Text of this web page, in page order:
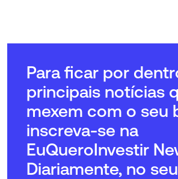
Para ficar por
principais notícias
mexem com o seu
inscreva-se na
EuQueroInvestir
Diariamente, no